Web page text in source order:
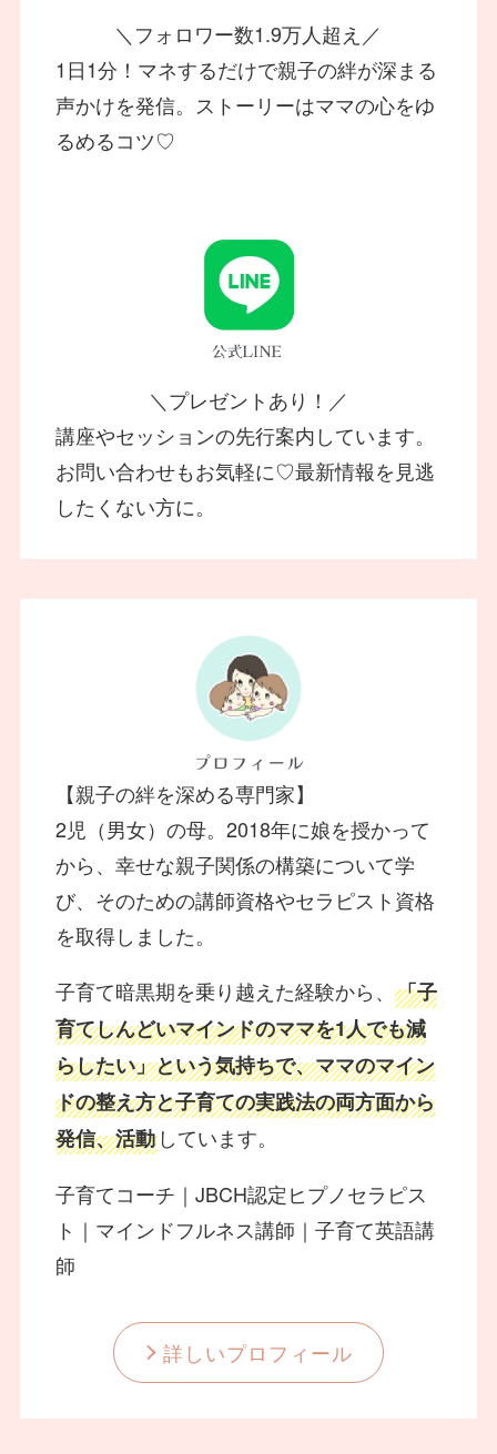
＼フォロワー数1.9万人超え／
1日1分！マネするだけで親子の絆が深まる
声かけを発信。ストーリーはママの心をゆ
るめるコツ♡
＼プレゼントあり！／
講座やセッションの先行案内しています。
お問い合わせもお気軽に♡最新情報を見逃
したくない方に。
【親子の絆を深める専門家】
2児（男女）の母。2018年に娘を授かって
から、幸せな親子関係の構築について学
び、そのための講師資格やセラピスト資格
を取得しました。
子育て暗黒期を乗り越えた経験から、「子
育てしんどいマインドのママを1人でも減
らしたい」という気持ちで、ママのマイン
ドの整え方と子育ての実践法の両方面から
発信、活動 しています。
子育てコーチ｜JBCH認定ヒプノセラピス
ト｜マインドフルネス講師｜子育て英語講
師
詳しいプロフィール